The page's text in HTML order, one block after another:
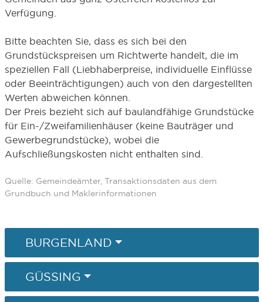
Verfügung.
Bitte beachten Sie, dass es sich bei den
Grundstückspreisen um Richtwerte handelt, die im
speziellen Fall (Liebhaberpreise, individuelle Einflüsse
oder Beeinträchtigungen) auch von den dargestellten
Werten abweichen können.
Der Preis bezieht sich auf baulandfähige Grundstücke
für Ein-/Zweifamilienhäuser (keine Bauträger und
Gewerbegrundstücke), wobei die
Aufschließungskosten nicht enthalten sind.
Quelle: Gemeindeämter, Transaktionsdaten aus dem
Grundbuch und Maklerinformationen
BURGENLAND
GÜSSING